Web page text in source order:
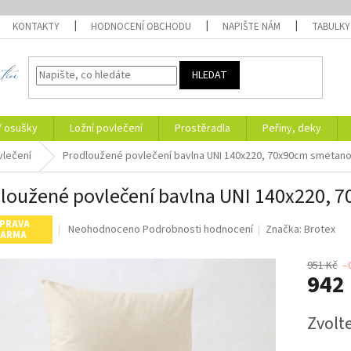
KONTAKTY HODNOCENÍ OBCHODU NAPIŠTE NÁM TABULKY
HLEDAT
osušky Ložní povlečení Prostěradla Peřiny, deky
Prodloužené povlečení bavlna UNI 140x220, 70x90cm
povlečení bavlna UNI 140x220,
Průměrné
0,0
Neohodnoceno Podrobnosti hodnocení Značka:Brotex
951 Kč
942
cena: